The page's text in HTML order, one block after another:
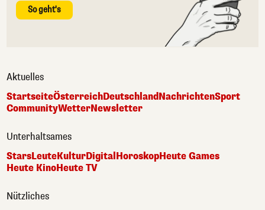
So geht's
Aktuelles
StartseiteÖsterreichDeutschlandNachrichtenSport
CommunityWetterNewsletter
Unterhaltsames
StarsLeuteKulturDigitalHoroskopHeute Games
Heute KinoHeute TV
Nützliches